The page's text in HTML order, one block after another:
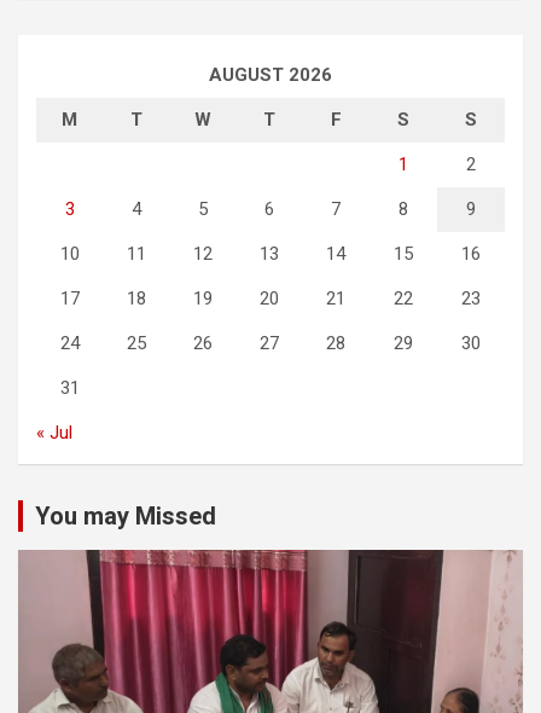
AUGUST 2026
M T W T F S S
1 2
3 4 5 6 7 8 9
10 11 12 13 14 15 16
17 18 19 20 21 22 23
24 25 26 27 28 29 30
31
« Jul
You may Missed